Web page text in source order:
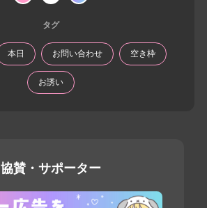
タグ
本日 お問い合わせ 空き枠
お誘い
協賛・サポーター